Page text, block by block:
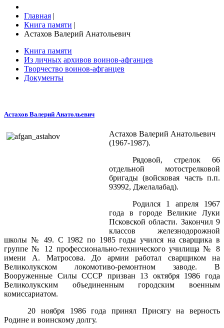
Главная |
Книга памяти |
Астахов Валерий Анатольевич
Книга памяти
Из личных архивов воинов-афганцев
Творчество воинов-афганцев
Документы
Астахов Валерий Анатольевич
Астахов Валерий Анатольевич
(1967-1987).
Рядовой, cтрелок 66
отдельной мотострелковой
бригады (войсковая часть п.п.
93992, Джелалабад).
Родился 1 апреля 1967
года в городе Великие Луки
Псковской области. Закончил 9
классов железнодорожной
школы № 49. С 1982 по 1985 годы учился на сварщика в
группе № 12 профессионально-технического училища № 8
имени А. Матросова. До армии работал сварщиком на
Великолукском локомотиво-ремонтном заводе. В
Вооруженные Силы СССР призван 13 октября 1986 года
Великолукским объединенным городским военным
комиссариатом.
20 ноября 1986 года принял Присягу на верность
Родине и воинскому долгу.